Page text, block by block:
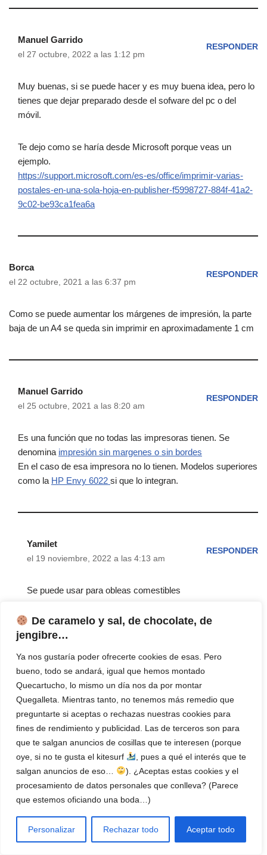
De caramelo y sal, de chocolate, de
jengibre…
Ya nos gustaría poder ofrecerte cookies de esas. Pero
bueno, todo se andará, igual que hemos montado
Quecartucho, lo mismo un día nos da por montar
Quegalleta. Mientras tanto, no tenemos más remedio que
preguntarte si aceptas o rechazas nuestras cookies para
fines de rendimiento y publicidad. Las de terceros son para
que te salgan anuncios de cosillas que te interesen (porque
oye, si no te gusta el kitesurf
, pues a qué el interés que te
salgan anuncios de eso…
). ¿Aceptas estas cookies y el
procesamiento de datos personales que conlleva? (Parece
que estemos oficiando una boda…)
Personalizar Rechazar todo Aceptar todo
Manuel Garrido
el 27 octubre, 2022 a las 1:12 pm
RESPONDER
Muy buenas, si se puede hacer y es muy buena idea, pero lo
tienes que dejar preparado desde el sofware del pc o del
móvil.
Te dejo como se haría desde Microsoft porque veas un
ejemplo.
https://support.microsoft.com/es-es/office/imprimir-varias-
postales-en-una-sola-hoja-en-publisher-f5998727-884f-41a2-
9c02-be93ca1fea6a
Borca
el 22 octubre, 2021 a las 6:37 pm
RESPONDER
Como se puede aumentar los márgenes de impresión, la parte
baja de un A4 se queda sin imprimir en aproximadamente 1 cm
Manuel Garrido
el 25 octubre, 2021 a las 8:20 am
RESPONDER
Es una función que no todas las impresoras tienen. Se
denomina impresión sin margenes o sin bordes
En el caso de esa impresora no lo tienen. Modelos superiores
como la HP Envy 6022 si que lo integran.
Yamilet
el 19 noviembre, 2022 a las 4:13 am
RESPONDER
Se puede usar para obleas comestibles
Carlos
el 16 enero, 2024 a las 1:14 pm
RESPONDER
Buenos días.
En el modelo HP 2723e, ¿qué quiere decir que para imprimir
debe estar conectado a internet y debe usar tinta original?
¿Está más limitada que el resto de referencias del mismo
modelo?
Gracias.
Manuel Garrido
RESPONDER